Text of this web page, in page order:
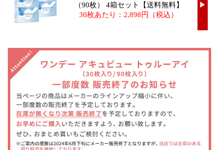
（90枚） 4箱セット【送料無料】
30枚あたり：2,898円（税込）
▶